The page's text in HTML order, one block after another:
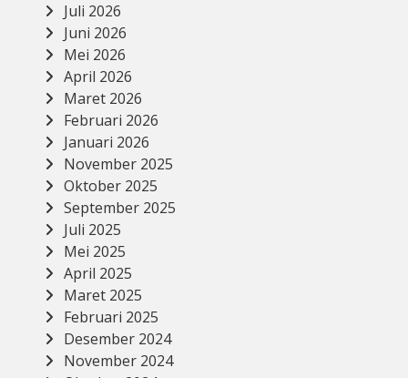
Juli 2026
Juni 2026
Mei 2026
April 2026
Maret 2026
Februari 2026
Januari 2026
November 2025
Oktober 2025
September 2025
Juli 2025
Mei 2025
April 2025
Maret 2025
Februari 2025
Desember 2024
November 2024